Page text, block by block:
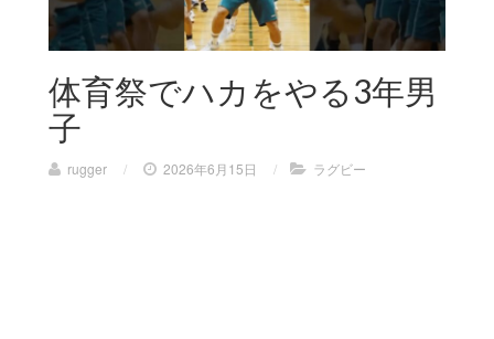
体育祭でハカをやる3年男
子
rugger / 2026年6月15日 / ラグビー